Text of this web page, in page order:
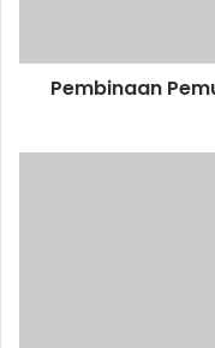
Pembinaan